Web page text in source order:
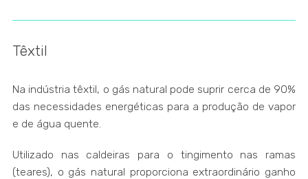
Têxtil
Na indústria têxtil, o gás natural pode suprir cerca de 90%
das necessidades energéticas para a produção de vapor
e de água quente.
Utilizado nas caldeiras para o tingimento nas ramas
(teares), o gás natural proporciona extraordinário ganho